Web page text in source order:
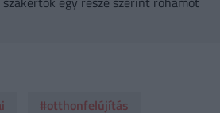
#otthonfelújítás